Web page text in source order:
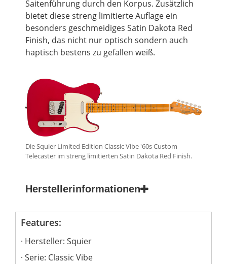
Saitenführung durch den Korpus. Zusätzlich
bietet diese streng limitierte Auflage ein
besonders geschmeidiges Satin Dakota Red
Finish, das nicht nur optisch sondern auch
haptisch bestens zu gefallen weiß.
Die Squier Limited Edition Classic Vibe '60s Custom
Telecaster im streng limitierten Satin Dakota Red Finish.
Herstellerinformationen
Features:
Hersteller: Squier
Serie: Classic Vibe